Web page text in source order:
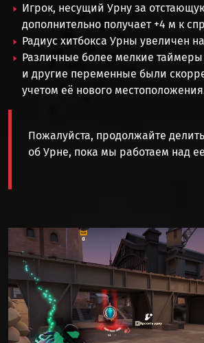
Игрок, несущий Урну за
дополнительно получает +4 м к
Радиус хитбокса Урны увеличен
Различные более мелкие
и другие переменные были
учетом её нового
Пожалуйста, продолжайте
об Урне, пока мы работаем над